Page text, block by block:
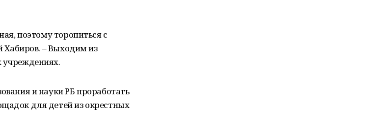
поэтому торопиться с
Хабиров. – Выходим из
и науки РБ проработать
для детей из окрестных